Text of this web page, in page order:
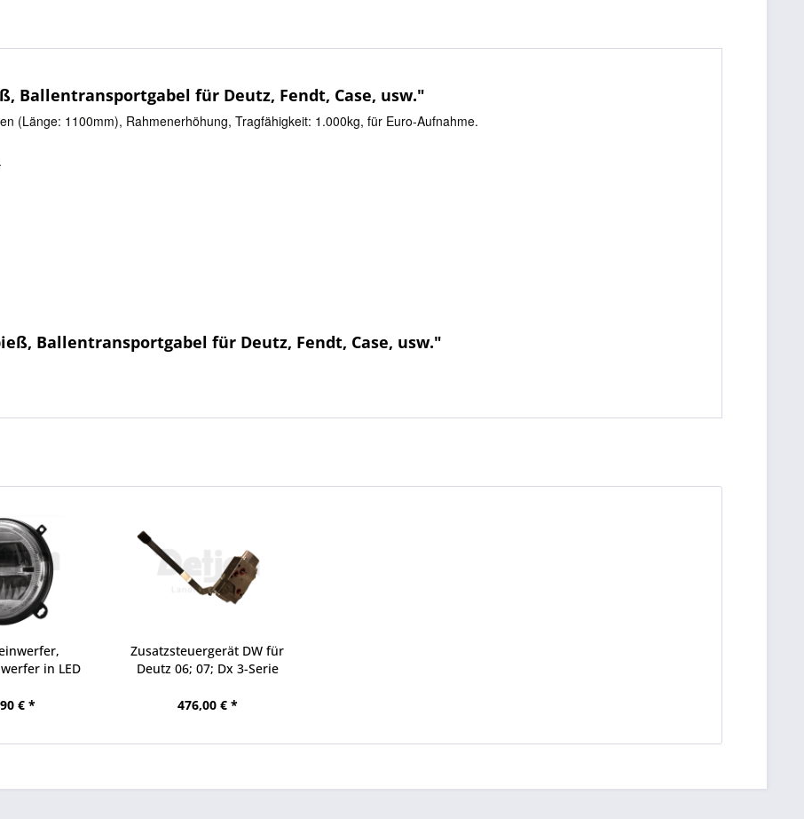
Ballentransportgabel für Deutz, Fendt, Case, usw."
(Länge: 1100mm), Rahmenerhöhung, Tragfähigkeit: 1.000kg, für Euro-Aufnahme.
Ballentransportgabel für Deutz, Fendt, Case, usw."
in LED
€ *
Zusatzsteuergerät DW für
Deutz 06; 07; Dx 3-Serie
476,00 € *